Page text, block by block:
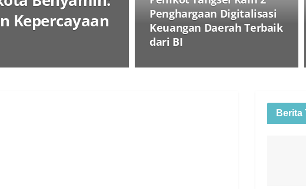
Kepercayaan
Penghargaan Digitalisasi
Keuangan Daerah Terbaik
dari BI
Berita